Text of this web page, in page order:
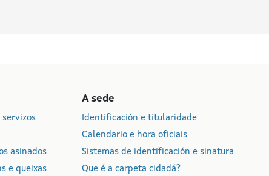
asinados
e queixas
A sede
Identificación e titularidade
Calendario e hora oficiais
Sistemas de identificación e sinatura
Que é a carpeta cidadá?